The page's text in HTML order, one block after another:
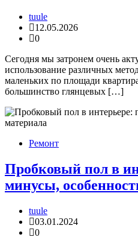
tuule
12.05.2026
0
Сегодня мы затронем очень
использование различных
маленьких по площади
большинство глянцевых […]
Ремонт
Пробковый пол в
минусы,
tuule
03.01.2024
0